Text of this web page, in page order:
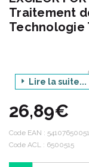
Traitement
Technologie
Produit :
Lire la suite...
26,89€
Code EAN :
Code ACL : 6500515